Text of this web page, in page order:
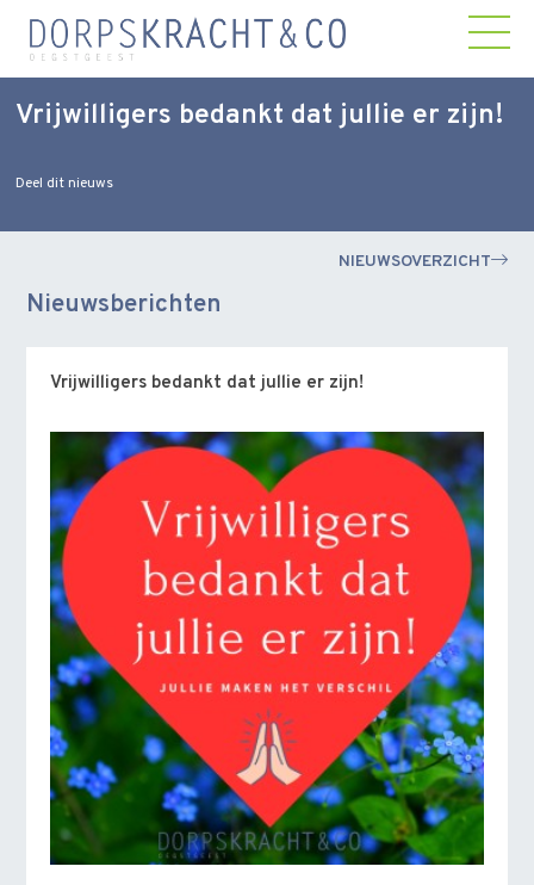
Vrijwilligers bedankt dat jullie er zijn!
Deel dit nieuws
NIEUWSOVERZICHT
Nieuwsberichten
Vrijwilligers bedankt dat jullie er zijn!